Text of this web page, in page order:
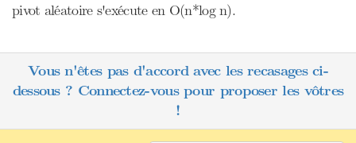
pivot aléatoire s'exécute en O(n*log n).
Vous n'êtes pas d'accord avec les recasages ci-
dessous ? Connectez-vous pour proposer les vôtres
!